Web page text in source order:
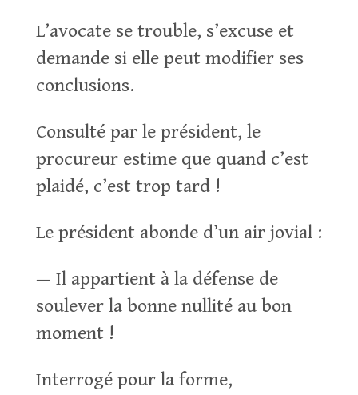
L’avocate se trouble, s’excuse et
demande si elle peut modifier ses
conclusions.
Consulté par le président, le
procureur estime que quand c’est
plaidé, c’est trop tard !
Le président abonde d’un air jovial :
— Il appartient à la défense de
soulever la bonne nullité au bon
moment !
Interrogé pour la forme,